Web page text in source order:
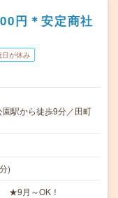
円＊安定商社
日が休み
駅から徒歩9分／田町
)
★9月～OK！